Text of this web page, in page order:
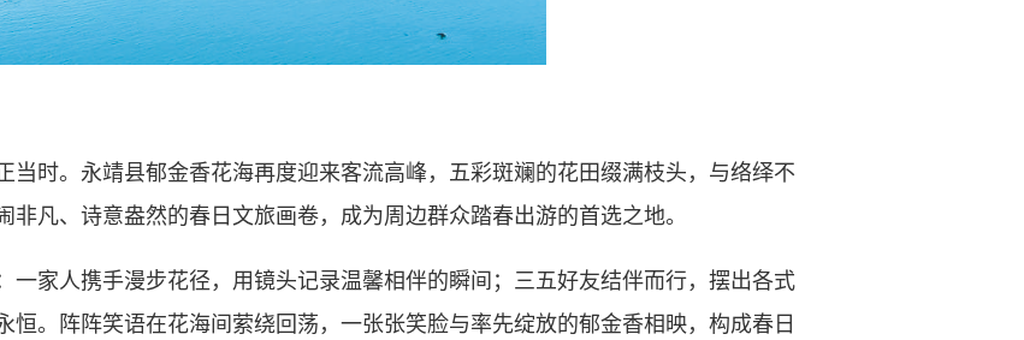
时。永靖县郁金香花海再度迎来客流高峰，五彩斑斓的花田缀满枝头，与络绎不
凡、诗意盎然的春日文旅画卷，成为周边群众踏春出游的首选之地。
家人携手漫步花径，用镜头记录温馨相伴的瞬间；三五好友结伴而行，摆出各式
恒。阵阵笑语在花海间萦绕回荡，一张张笑脸与率先绽放的郁金香相映，构成春日